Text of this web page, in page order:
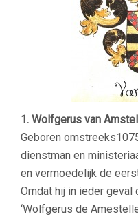
1. Wolfgerus van Amstel
Geboren
dienstman en
en vermoedelijk de
Omdat hij in ieder geval
‘Wolfgerus de